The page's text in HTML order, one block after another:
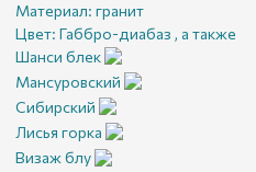
Материал: гранит
Цвет: Габбро-диабаз , а также
Шанси блек
Мансуровский
Сибирский
Лисья горка
Визаж блу